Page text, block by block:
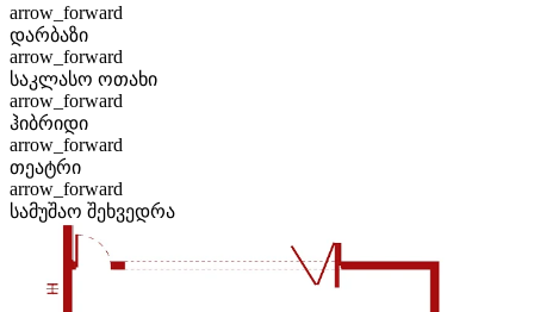
arrow_forward
დარბაზი
arrow_forward
საკლასო ოთახი
arrow_forward
ჰიბრიდი
arrow_forward
თეატრი
arrow_forward
სამუშაო შეხვედრა